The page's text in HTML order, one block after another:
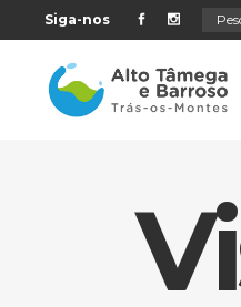
Siga-nos Search
for: